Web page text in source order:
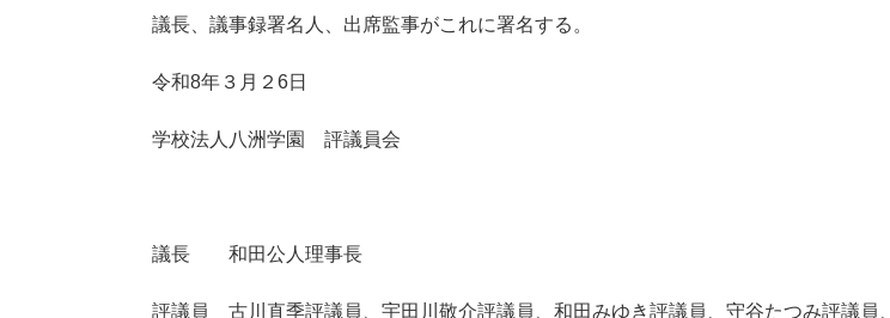
議長、議事録署名人、出席監事がこれに署名する。
令和8年３月２6日
学校法人八洲学園 評議員会
議長 和田公人理事長
評議員 古川直季評議員、宇田川敬介評議員、和田みゆき評議員、守谷たつみ評議員、